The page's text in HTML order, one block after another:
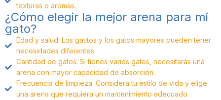
texturas o aromas.
¿Cómo elegir la mejor arena para mi
gato?
Edad y salud: Los gatitos y los gatos mayores pueden tener
necesidades diferentes.
Cantidad de gatos: Si tienes varios gatos, necesitarás una
arena con mayor capacidad de absorción.
Frecuencia de limpieza: Considera tu estilo de vida y elige
una arena que requiera un mantenimiento adecuado.